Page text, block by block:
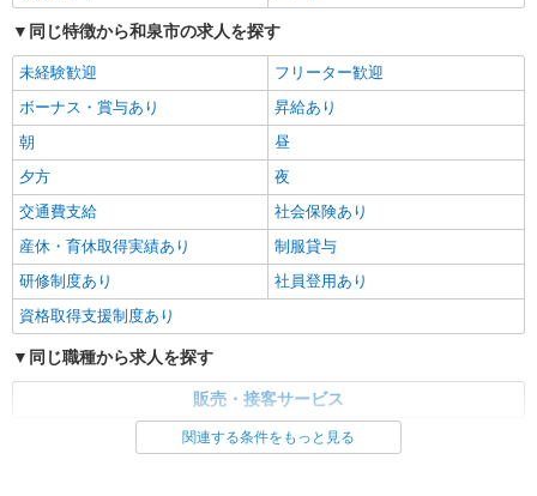
同じ特徴から和泉市の求人を探す
未経験歓迎
フリーター歓迎
ボーナス・賞与あり
昇給あり
朝
昼
夕方
夜
交通費支給
社会保険あり
産休・育休取得実績あり
制服貸与
研修制度あり
社員登用あり
資格取得支援制度あり
同じ職種から求人を探す
販売・接客サービス
同じ特徴から求人を探す関連する条件をもっと見る